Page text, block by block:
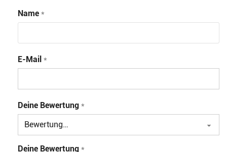
Name *
E-Mail *
Deine Bewertung *
Deine Bewertung *